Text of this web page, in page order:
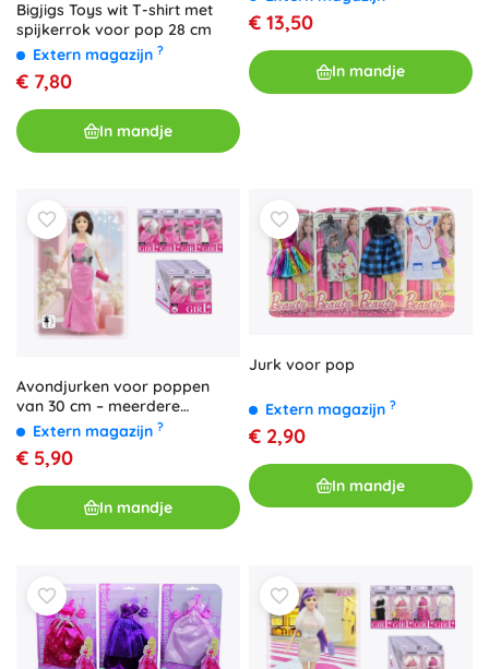
Bigjigs Toys wit T-shirt met
spijkerrok voor pop 28 cm
Extern magazijn ?
€ 7,80
In mandje
€ 13,50
In mandje
Avondjurken voor poppen
van 30 cm – meerdere
varianten
Extern magazijn ?
€ 5,90
In mandje
Jurk voor pop
Extern magazijn ?
€ 2,90
In mandje